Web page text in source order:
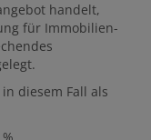
handelt,
für Immobilien-
diesem Fall als